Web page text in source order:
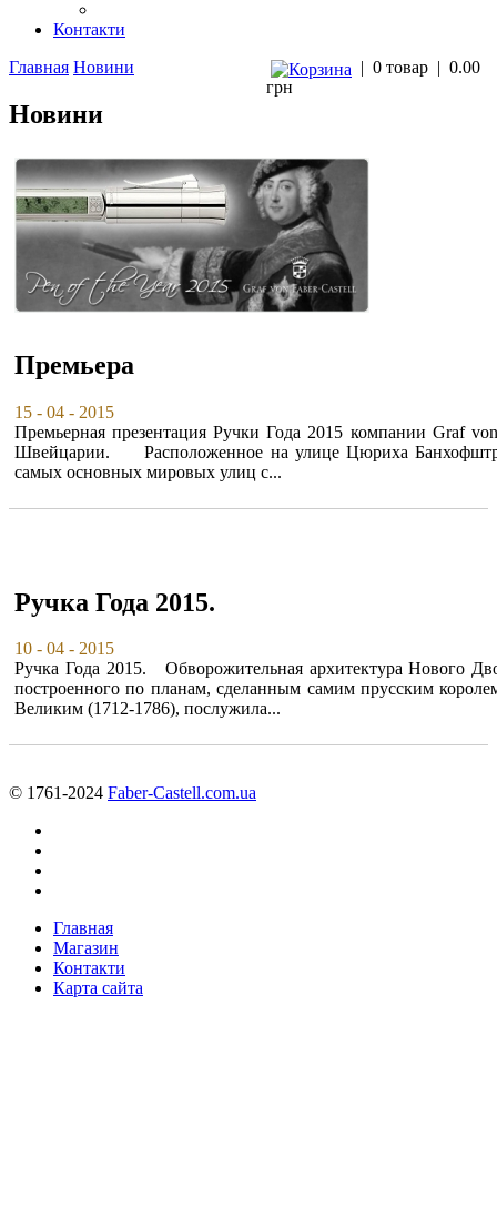
Контакти
Главная Новини | 0 товар | 0.00
грн
Новини
Премьера
15 - 04 - 2015
Премьерная презентация Ручки Года 2015 компании Graf
Швейцарии. Расположенное на улице Цюриха
самых основных мировых улиц с...
Ручка Года 2015.
10 - 04 - 2015
Ручка Года 2015. Обворожительная архитектура Нового
построенного по планам, сделанным самим прусским
Великим (1712-1786), послужила...
© 1761-2024 Faber-Castell.com.ua
Главная
Магазин
Контакти
Карта сайта